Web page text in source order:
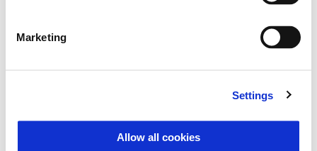
Marketing
Settings
Allow all cookies